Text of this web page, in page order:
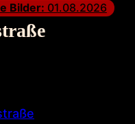
Bilder: 01.08.2026